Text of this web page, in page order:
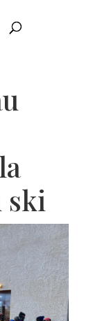
ski